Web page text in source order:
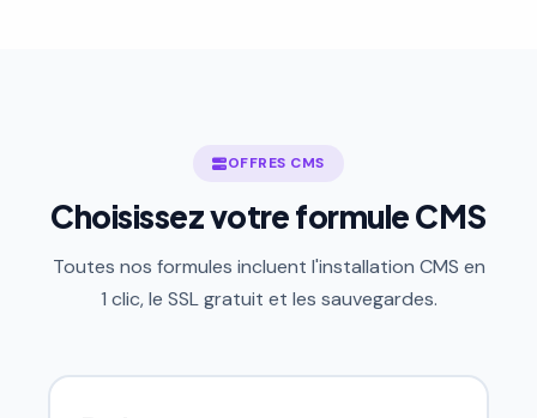
OFFRES CMS
Choisissez votre formule CMS
Toutes nos formules incluent l'installation CMS en
1 clic, le SSL gratuit et les sauvegardes.